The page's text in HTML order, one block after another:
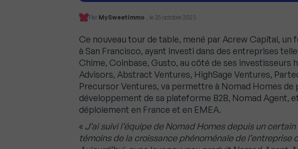
Par MySweetImmo , le 25 octobre 2023
Ce nouveau tour de table, mené par Acrew Capital, un
à San Francisco, ayant investi dans des entreprises
Chime, Coinbase, Gusto, au côté de ses investisseurs
Advisors, Abstract Ventures, HighSage Ventures,
Precursor Ventures, va permettre à Nomad Homes de
développement de sa plateforme B2B, Nomad Agent,
déploiement en France et en EMEA.
« J’ai suivi l’équipe de Nomad Homes depuis un
témoins de la croissance phénoménale de l’entreprise